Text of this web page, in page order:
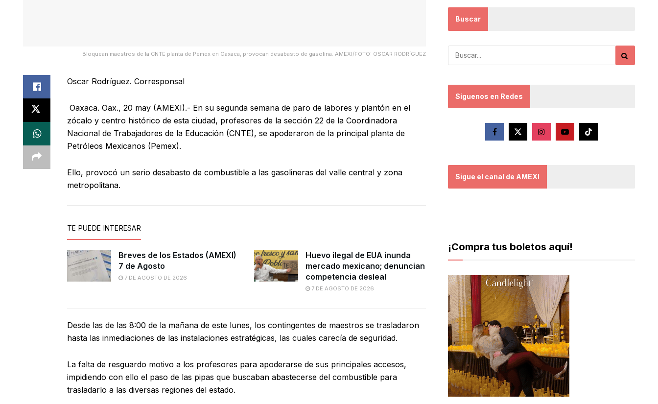
Bloquean maestros de la CNTE planta de Pemex en Oaxaca, provocan desabasto de gasolina. AMEXI/FOTO: OSCAR RODRÍGUEZ
Oscar Rodríguez. Corresponsal
Oaxaca. Oax., 20 may (AMEXI).- En su segunda semana de paro de labores y plantón en el
zócalo y centro histórico de esta ciudad, profesores de la sección 22 de la Coordinadora
Nacional de Trabajadores de la Educación (CNTE), se apoderaron de la principal planta de
Petróleos Mexicanos (Pemex).
Ello, provocó un serio desabasto de combustible a las gasolineras del valle central y zona
metropolitana.
TE PUEDE INTERESAR
Breves de los Estados (AMEXI)
7 de Agosto
7 DE AGOSTO DE 2026
Huevo ilegal de EUA inunda
mercado mexicano; denuncian
competencia desleal
7 DE AGOSTO DE 2026
Desde las de las 8:00 de la mañana de este lunes, los contingentes de maestros se trasladaron
hasta las inmediaciones de las instalaciones estratégicas, las cuales carecía de seguridad.
La falta de resguardo motivo a los profesores para apoderarse de sus principales accesos,
impidiendo con ello el paso de las pipas que buscaban abastecerse del combustible para
trasladarlo a las diversas regiones del estado.
Buscar
Síguenos en Redes
Sigue el canal de AMEXI
¡Compra tus boletos aquí!